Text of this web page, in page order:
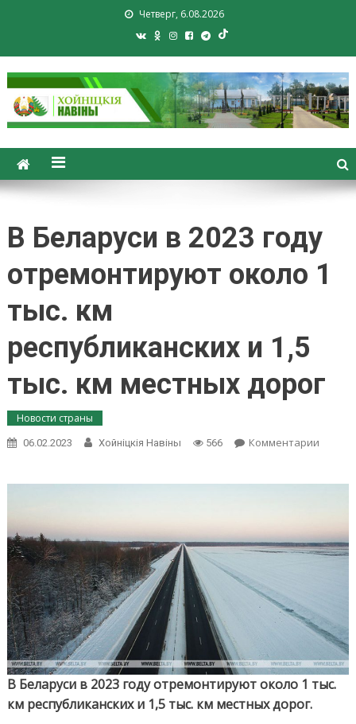
Четверг, 6.08.2026
Хойники. Хойнiцкiя навiны.
Новости Хойник. Районная
В Беларуси в 2023 году
отремонтируют около 1
тыс. км
республиканских и 1,5
тыс. км местных дорог
Новости страны
06.02.2023 Хойнiцкiя Навiны 566 Комментарииon
около
и
1,5
тыс.
км
В Беларуси в 2023 году отремонтируют около 1 тыс.
км республиканских и 1,5 тыс. км местных дорог.